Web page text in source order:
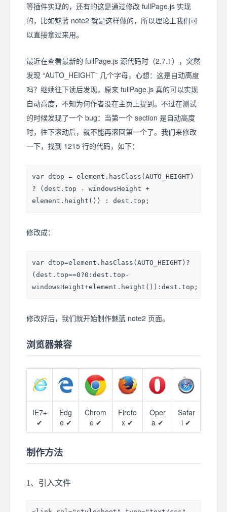
等插件实现的，还有的这是通过修改 fullPage.js 实现
的，比如魅蓝 note2 就是这样做的，所以理论上我们可
以直接拿过来用。
最近在查看最新的 fullPage.js 源代码时（2.7.1），突然
发现 “AUTO_HEIGHT” 几个字母，心想：这是自动高度
吗？继续往下读后发现，原来 fullPage.js 真的可以实现
自动高度，不知为何作者没在主页上提到。不过在测试
的时候发现了一个 bug：当第一个 section 是自动高度
时，往下滚动后，就不能再滚回第一个了。我们来修改
一下，找到 1215 行的代码，如下：
var dtop = element.hasClass(AUTO_HEIGHT)
? (dest.top - windowsHeight +
element.height()) : dest.top;
修改成：
var dtop=element.hasClass(AUTO_HEIGHT)?
(dest.top==0?0:dest.top-
windowsHeight+element.height()):dest.top;
修改好后，我们就开始制作魅蓝 note2 页面。
浏览器兼容
IE7+
✔
Edg
e ✔
Chrom
e ✔
Firefo
x ✔
Oper
a ✔
Safar
i ✔
制作方法
1、引入文件